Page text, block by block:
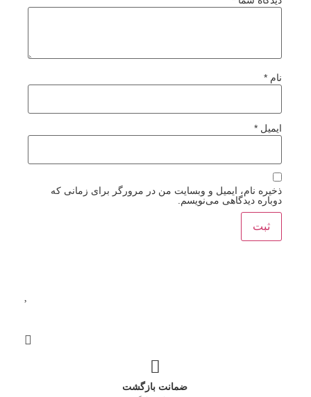
نام *
ایمیل *
ذخیره نام، ایمیل و وبسایت من در مرورگر برای زمانی که
دوباره دیدگاهی می‌نویسم.
ضمانت بازگشت